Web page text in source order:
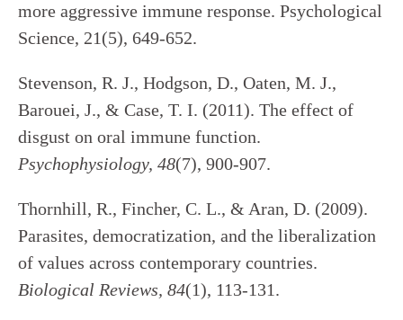
more aggressive immune response. Psychological
Science, 21(5), 649-652.
Stevenson, R. J., Hodgson, D., Oaten, M. J.,
Barouei, J., & Case, T. I. (2011). The effect of
disgust on oral immune function.
Psychophysiology, 48(7), 900-907.
Thornhill, R., Fincher, C. L., & Aran, D. (2009).
Parasites, democratization, and the liberalization
of values across contemporary countries.
Biological Reviews, 84(1), 113-131.